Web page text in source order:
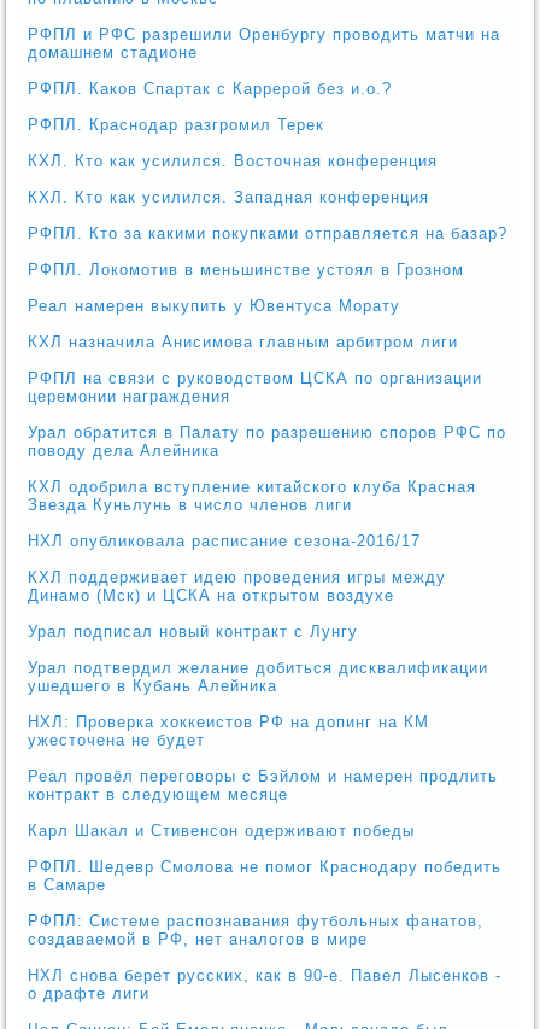
РФПЛ и РФС разрешили Оренбургу проводить матчи на
домашнем стадионе
РФПЛ. Каков Спартак с Каррерой без и.о.?
РФПЛ. Краснодар разгромил Терек
КХЛ. Кто как усилился. Восточная конференция
КХЛ. Кто как усилился. Западная конференция
РФПЛ. Кто за какими покупками отправляется на базар?
РФПЛ. Локомотив в меньшинстве устоял в Грозном
Реал намерен выкупить у Ювентуса Морату
КХЛ назначила Анисимова главным арбитром лиги
РФПЛ на связи с руководством ЦСКА по организации
церемонии награждения
Урал обратится в Палату по разрешению споров РФС по
поводу дела Алейника
КХЛ одобрила вступление китайского клуба Красная
Звезда Куньлунь в число членов лиги
НХЛ опубликовала расписание сезона-2016/17
КХЛ поддерживает идею проведения игры между
Динамо (Мск) и ЦСКА на открытом воздухе
Урал подписал новый контракт с Лунгу
Урал подтвердил желание добиться дисквалификации
ушедшего в Кубань Алейника
НХЛ: Проверка хоккеистов РФ на допинг на КМ
ужесточена не будет
Реал провёл переговоры с Бэйлом и намерен продлить
контракт в следующем месяце
Карл Шакал и Стивенсон одерживают победы
РФПЛ. Шедевр Смолова не помог Краснодару победить
в Самаре
РФПЛ: Системе распознавания футбольных фанатов,
создаваемой в РФ, нет аналогов в мире
НХЛ снова берет русских, как в 90-е. Павел Лысенков -
о драфте лиги